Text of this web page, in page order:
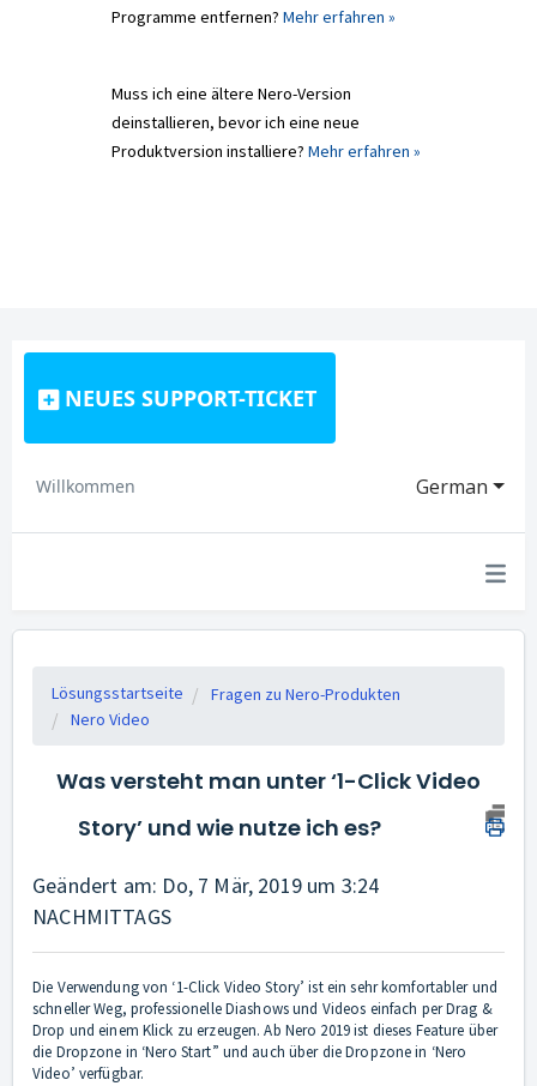
Programme entfernen? Mehr erfahren »
Muss ich eine ältere Nero-Version
deinstallieren, bevor ich eine neue
Produktversion installiere? Mehr erfahren »
NEUES SUPPORT-TICKET
German
Willkommen
Lösungsstartseite
Fragen zu Nero-Produkten
Nero Video
Was versteht man unter ‘1-Click Video
Story’ und wie nutze ich es?
Geändert am: Do, 7 Mär, 2019 um 3:24
NACHMITTAGS
Die Verwendung von ‘1-Click Video Story’ ist ein sehr komfortabler und
schneller Weg, professionelle Diashows und Videos einfach per Drag &
Drop und einem Klick zu erzeugen. Ab Nero 2019 ist dieses Feature über
die Dropzone in ‘Nero Start” und auch über die Dropzone in ‘Nero
Video’ verfügbar.